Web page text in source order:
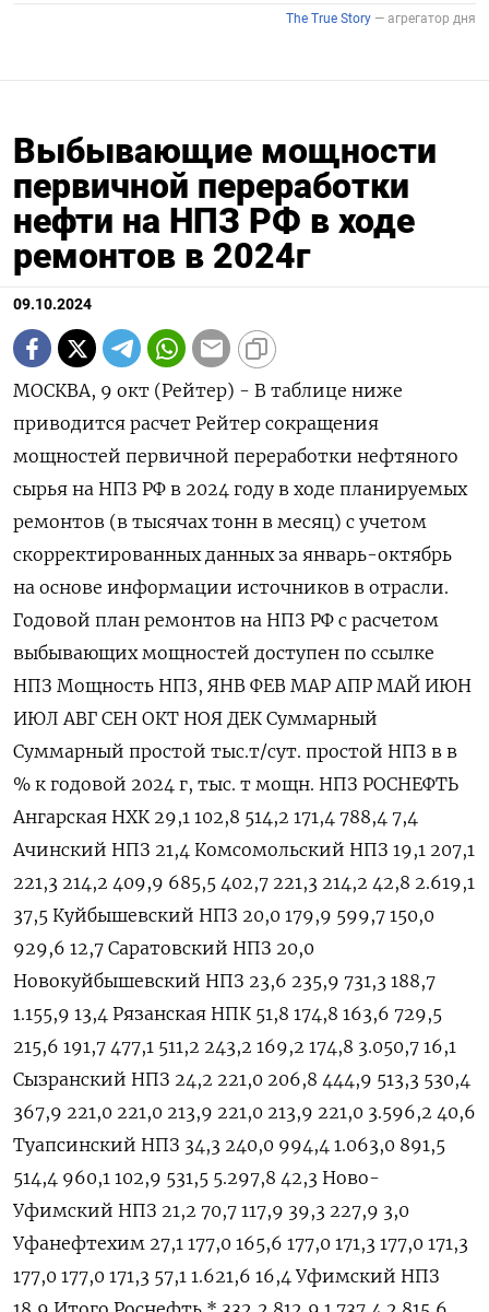
Выбывающие мощности
первичной переработки
нефти на НПЗ РФ в ходе
ремонтов в 2024г
09.10.2024
МОСКВА, 9 окт (Рейтер) - В таблице ниже приводится расчет Рейтер сокращения мощностей первичной переработки нефтяного сырья на НПЗ РФ в 2024 году в ходе планируемых ремонтов (в тысячах тонн в месяц) с учетом скорректированных данных за январь-октябрь на основе информации источников в отрасли. Годовой план ремонтов на НПЗ РФ с расчетом выбывающих мощностей доступен по ссылке НПЗ Мощность НПЗ, ЯНВ ФЕВ МАР АПР МАЙ ИЮН ИЮЛ АВГ СЕН ОКТ НОЯ ДЕК Суммарный Суммарный простой тыс.т/сут. простой НПЗ в в % к годовой 2024 г, тыс. т мощн. НПЗ РОСНЕФТЬ Ангарская НХК 29,1 102,8 514,2 171,4 788,4 7,4 Ачинский НПЗ 21,4 Комсомольский НПЗ 19,1 207,1 221,3 214,2 409,9 685,5 402,7 221,3 214,2 42,8 2.619,1 37,5 Куйбышевский НПЗ 20,0 179,9 599,7 150,0 929,6 12,7 Саратовский НПЗ 20,0 Новокуйбышевский НПЗ 23,6 235,9 731,3 188,7 1.155,9 13,4 Рязанская НПК 51,8 174,8 163,6 729,5 215,6 191,7 477,1 511,2 243,2 169,2 174,8 3.050,7 16,1 Сызранский НПЗ 24,2 221,0 206,8 444,9 513,3 530,4 367,9 221,0 221,0 213,9 221,0 213,9 221,0 3.596,2 40,6 Туапсинский НПЗ 34,3 240,0 994,4 1.063,0 891,5 514,4 960,1 102,9 531,5 5.297,8 42,3 Ново-Уфимский НПЗ 21,2 70,7 117,9 39,3 227,9 3,0 Уфанефтехим 27,1 177,0 165,6 177,0 171,3 177,0 171,3 177,0 177,0 171,3 57,1 1.621,6 16,4 Уфимский НПЗ 18,9 Итого Роснефть * 332,2 812,9 1.737,4 2.815,6 2.605,6 1.973,3 2.184,8 903,7 1.199,3 1.860,7 2.069,1 689,7 435,2 19.287,3 15,9 ЛУКОЙЛ ВолгоградНП 46,6 134,2 298,7 134,2 146,0 789,9 278,1 60,6 325,5 129,9 134,2 2.431,3 14,3 НижегородНОС 48,6 59,7 514,2 771,3 797,0 617,0 48,9 309,1 3.117,3 17,6 Пермнефтеоргсинтез 37,1 26,1 26,1 0,2 УхтаНП 17,7 199,8 417,3 617,1 9,5 Итого Лукойл 150,0 194,0 298,7 648,4 943,4 1.586,9 895,1 60,6 325,5 378,6 860,6 6.191,8 11,3 ГАЗПРОМНЕФТЬ Московский НПЗ 37,1 34,3 320,0 400,0 211,4 965,7 7,1 Омский НПЗ 63,5 96,0 675,4 685,7 1.457,2 6,3 Итого Газпромнефть * 122,1 34,3 320,0 400,0 96,0 675,4 897,1 2.422,8 5,4 Антипинский НПЗ 26,0 69,8 65,3 69,8 67,5 69,8 67,5 69,8 69,8 390,2 84,0 67,5 69,8 1.160,4 12,2 Астраханский ГПЗ 8,3 16,7 16,7 183,5 250,2 258,5 725,6 23,8 Афипский НПЗ 18,6 33,4 33,4 0,5 Газпромнефтехим Салават 28,6 228,6 182,9 411,5 3,9 Ильский НПЗ 18,4 41,1 82,3 4,4 8,2 151,2 241,8 90,5 123,8 87,6 140,7 174,9 1.146,6 17,1 КиришиНОС 57,4 160,0 208,0 65,1 21,7 454,8 2,2 Краснодарский НПЗ 8,6 124,0 116,0 124,0 120,0 142,3 120,0 124,0 124,0 120,0 124,0 188,6 124,0 1.550,8 49,6 Марийский НПЗ 4,3 53,0 49,6 53,0 77,0 104,5 91,3 53,0 53,0 51,3 53,0 51,3 53,0 743,1 47,0 НОВАТЭК Усть-Луга 17,1 188,5 197,1 120,0 505,6 8,1 Новошахтинский ЗНП 14,3 28,6 178,5 35,7 57,1 357,0 442,7 221,3 214,2 221,3 35,7 1.792,1 34,4 ОрскНОС 16,5 33,8 347,6 5,8 169,2 556,4 9,3 Сургутский ЗСК 11,4 137,2 137,2 3,3 ТАИФ-НК 20,9 37,2 42,9 420,0 45,8 28,6 574,4 7,5 Хабаровский НПЗ 14,3